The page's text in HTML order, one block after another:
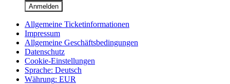
Anmelden
Allgemeine Ticketinformationen
Impressum
Allgemeine Geschäftsbedingungen
Datenschutz
Cookie-Einstellungen
Sprache: Deutsch
Währung: EUR